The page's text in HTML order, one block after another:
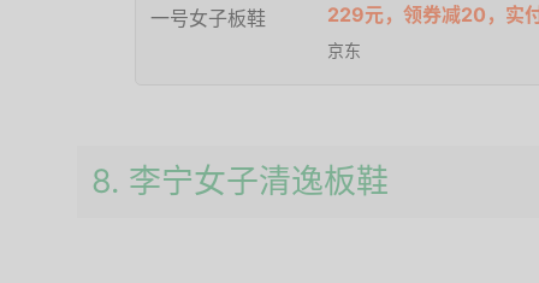
229元，领券减20，实
京东
8. 李宁女子清逸板鞋